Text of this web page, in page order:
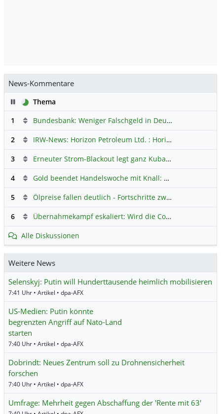
News-Kommentare
PauseThema
1
Bundesbank: Weniger Falschgeld in Deutschland
2 IRW-News: Horizon Petroleum Ltd. : Horizon Petroleum beginnt mit der Testförderung im Projekt Lachowice in Polen und schließt die Platzierung einer überzeichneten Wandelanleihe ab
3 Erneuter Strom-Blackout legt ganz Kuba lahm
4 Gold beendet Handelswoche mit Knall: Barrick Mining – Ist diese Aktie wieder ein Kauf?
5 Ölpreise fallen deutlich - Fortschritte zwischen USA und Iran belasten
6 Übernahmekampf eskaliert: Wird die Commerzbank italienisch?
Alle Diskussionen
Weitere News
Selenskyj: Putin will Hunderttausende heimlich mobilisieren
7:41 Uhr • Artikel • dpa-AFX
US-Medien: Putin könnte
begrenzten Angriff auf Nato-Land
starten
7:40 Uhr • Artikel • dpa-AFX
Dobrindt: Neues Zentrum soll zu Drohnensicherheit
forschen
7:40 Uhr • Artikel • dpa-AFX
Umfrage: Mehrheit gegen Abschaffung der 'Rente mit 63'